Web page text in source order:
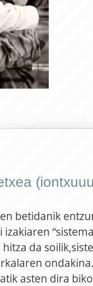
betidanik
izakiaren
da
ondakina.
asten dira